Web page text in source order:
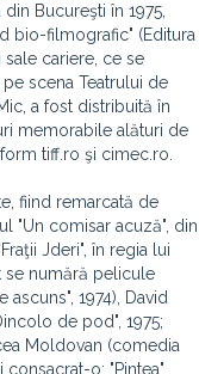
Bucureşti în 1975,
bio-filmografic" (Editura
cariere, ce se
scena Teatrului de
a fost distribuită în
memorabile alături de
tiff.ro şi cimec.ro.
fiind remarcată de
"Un comisar acuză", din
Jderi", în regia lui
se numără pelicule
1974), David
de pod", 1975;
Moldovan (comedia
o; "Pintea",